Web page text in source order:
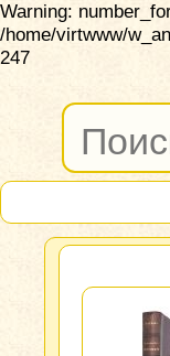
Warning:
/home/virtwww/
247